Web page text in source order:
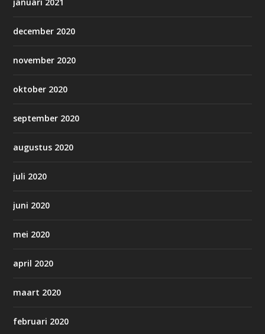
december 2020
november 2020
oktober 2020
september 2020
augustus 2020
juli 2020
juni 2020
mei 2020
april 2020
maart 2020
februari 2020